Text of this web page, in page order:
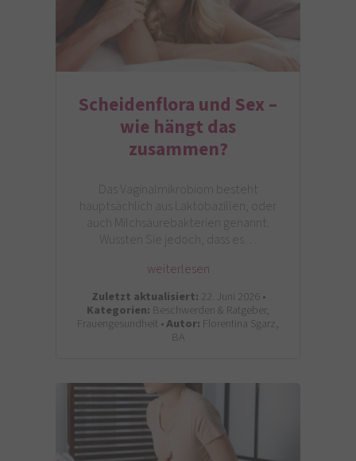
Scheidenflora und Sex –
wie hängt das
zusammen?
Das Vaginalmikrobiom besteht
hauptsächlich aus Laktobazillen, oder
auch Milchsäurebakterien genannt.
Wussten Sie jedoch, dass es…
weiterlesen
Zuletzt aktualisiert: 22. Juni 2026 •
Kategorien: Beschwerden & Ratgeber,
Frauengesundheit •Autor: Florentina Sgarz,
BA